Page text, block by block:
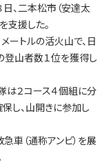
、二本松市（安達太
支援した。
ートルの活火山で、日
登山者数１位を獲得し
は２コース４個組に分
し、山開きに参加し
車（通称アンビ）を展